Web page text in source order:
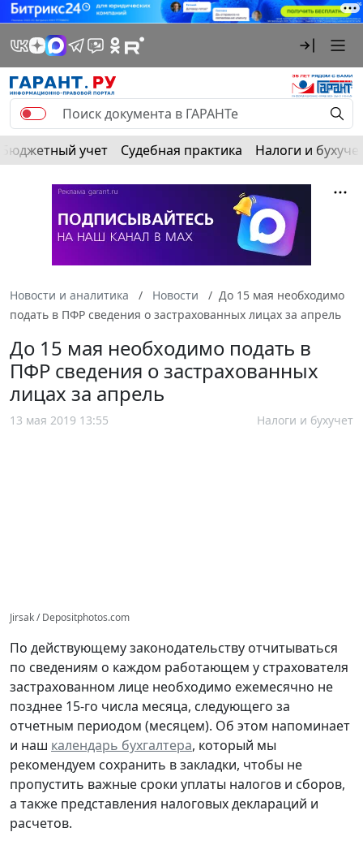
Бюджетный учет Судебная практика Налоги и
Новости и аналитика Новости
До 15 мая необходимо
подать в ПФР сведения о застрахованных лицах за апрель
До 15 мая необходимо подать в
ПФР сведения о застрахованных
лицах за апрель
13 мая 2019 13:55 Налоги и бухучет
Jirsak / Depositphotos.com
По действующему законодательству отчитываться
по сведениям о каждом работающем у страхователя
застрахованном лице необходимо ежемесячно не
позднее 15-го числа месяца, следующего за
отчетным периодом (месяцем). Об этом напоминает
и наш календарь бухгалтера, который мы
рекомендуем сохранить в закладки, чтобы не
пропустить важные сроки уплаты налогов и сборов,
а также представления налоговых деклараций и
расчетов.